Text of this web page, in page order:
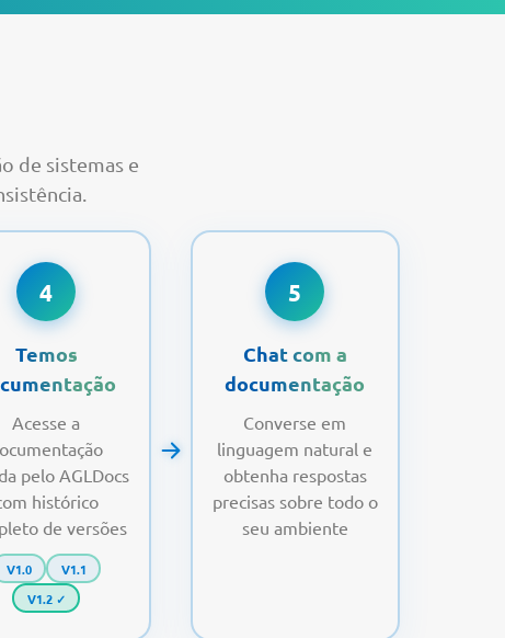
de sistemas e
4
Temos
Acesse a
pelo AGLDocs
histórico
de versões
V1.0
V1.1
V1.2 ✓
5
Chat com a
documentação
Converse em
linguagem natural e
obtenha respostas
precisas sobre todo o
seu ambiente